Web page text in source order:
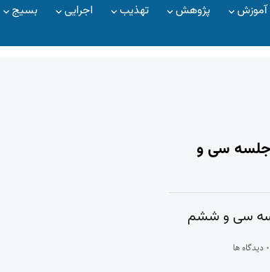
آموزش پژوهش تهذیب اجرایی بسیج
_ جلسه سی و
۰ دیدگاه ها